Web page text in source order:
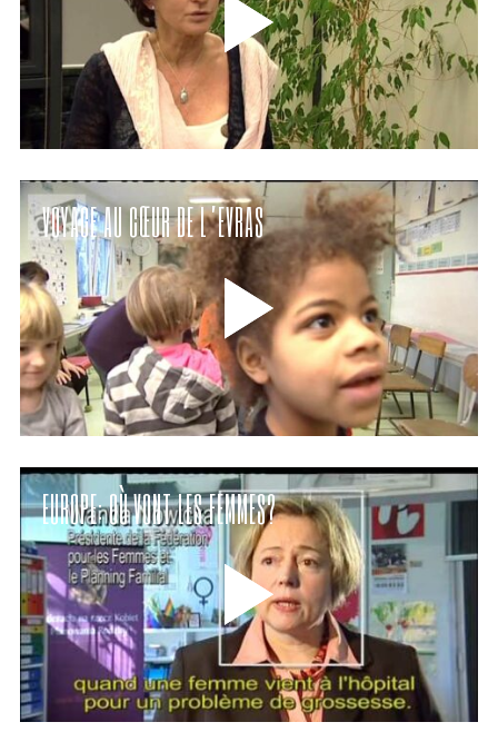
VOYAGE AU CŒUR DE L’EVRAS
EUROPE: OÙ VONT LES FEMMES?